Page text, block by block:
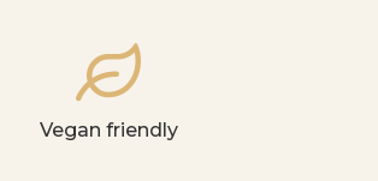
Vegan friendly